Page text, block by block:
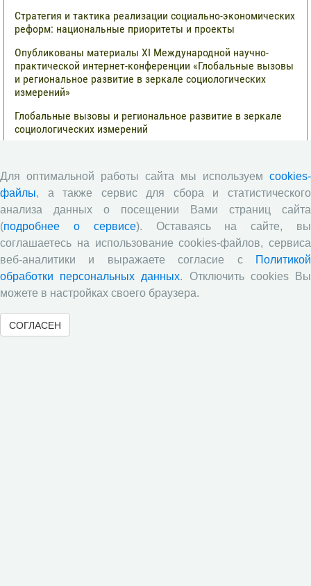
Стратегия и тактика реализации социально-экономических
реформ: национальные приоритеты и проекты
Опубликованы материалы XI Международной научно-
практической интернет-конференции «Глобальные вызовы
и региональное развитие в зеркале социологических
измерений»
Глобальные вызовы и региональное развитие в зеркале
социологических измерений
Обзор научных публикаций
Сотрудниками отдела разведения
сельскохозяйственных животных СЗНИИМЛПХ проведены
исследования по оценке племенной ценности быков-
производителей голштинской поро¬ды, используемых на
популяции Вологодской области, на основе метода BLUP и
традиционным методом «дочери-сверстницы».
Опубликованы результаты исследований по изучению
питательной ценности кукурузного силоса в условиях
Для оптимальной работы сайта мы используем cookies-
файлы, а также сервис для сбора и статистического
анализа данных о посещении Вами страниц сайта
(подробнее о сервисе). Оставаясь на сайте, вы
соглашаетесь на использование cookies-файлов, сервиса
веб-аналитики и выражаете согласие с
Политикой
обработки персональных данных. Отключить cookies Вы
можете в настройках своего браузера.
СОГЛАСЕН